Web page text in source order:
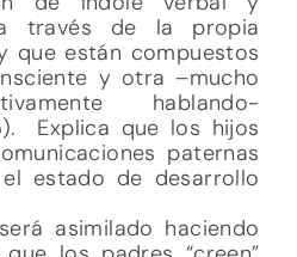
través de la propia
que están compuestos
y otra –mucho
hablando-
Explica que los hijos
paternas
estado de desarrollo
asimilado haciendo